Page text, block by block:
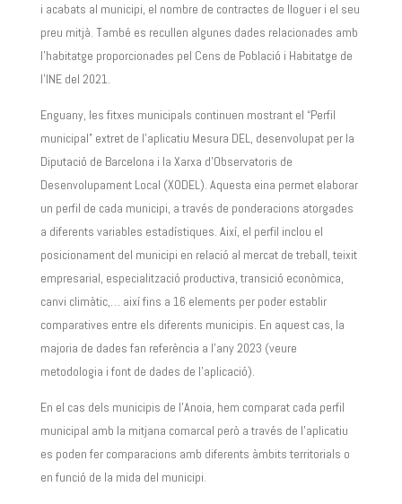
i acabats al municipi, el nombre de contractes de lloguer i el seu
preu mitjà. També es recullen algunes dades relacionades amb
l’habitatge proporcionades pel Cens de Població i Habitatge de
l’INE del 2021.
Enguany, les fitxes municipals continuen mostrant el “Perfil
municipal” extret de l’aplicatiu Mesura DEL, desenvolupat per la
Diputació de Barcelona i la Xarxa d’Observatoris de
Desenvolupament Local (XODEL). Aquesta eina permet elaborar
un perfil de cada municipi, a través de ponderacions atorgades
a diferents variables estadístiques. Així, el perfil inclou el
posicionament del municipi en relació al mercat de treball, teixit
empresarial, especialització productiva, transició econòmica,
canvi climàtic,… així fins a 16 elements per poder establir
comparatives entre els diferents municipis. En aquest cas, la
majoria de dades fan referència a l’any 2023 (veure
metodologia i font de dades de l’aplicació).
En el cas dels municipis de l’Anoia, hem comparat cada perfil
municipal amb la mitjana comarcal però a través de l’aplicatiu
es poden fer comparacions amb diferents àmbits territorials o
en funció de la mida del municipi.